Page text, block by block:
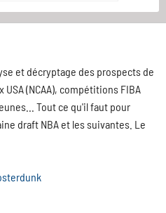
et décryptage des prospects de
(NCAA), compétitions FIBA
Tout ce qu'il faut pour
draft NBA et les suivantes. Le